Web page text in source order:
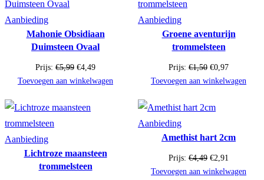
AanbiedingProduct
in
de
uitverkoop
Mahonie Obsidiaan
Duimsteen Ovaal
Prijs: €5,99 Oorspronkelijke
prijs
€5,99.
€4,49Huidige
prijs
Toevoegen aan winkelwagen
AanbiedingProduct
in
de
uitverkoop
Groene aventurijn
trommelsteen
Prijs: €1,50 Oorspronkelijke
prijs
€1,50.
€0,97Huidige
prijs
Toevoegen aan winkelwagen
AanbiedingProduct
in
de
Lichtroze maansteen
trommelsteen
AanbiedingProduct
in
de
uitverkoop
Amethist hart 2cm
Prijs: €4,49 Oorspronkelijke
prijs
€2,91
prijs
Toevoegen aan winkelwagen